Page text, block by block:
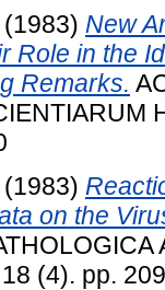
New
Role in the
Remarks.
on the
(4). pp.